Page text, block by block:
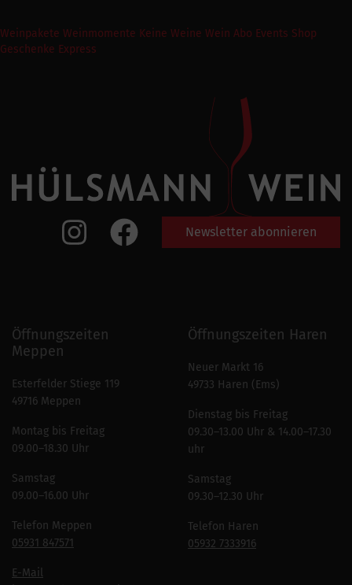
Weinpakete Weinmomente Keine Weine Wein Abo Events Shop
Geschenke Express
Newsletter abonnieren
Öffnungszeiten
Meppen
Esterfelder Stiege 119
49716 Meppen
Montag bis Freitag
09.00–18.30 Uhr
Samstag
09.00–16.00 Uhr
Telefon Meppen
05931 847571
E-Mail
Öffnungszeiten Haren
Neuer Markt 16
49733 Haren (Ems)
Dienstag bis Freitag
09.30–13.00 Uhr & 14.00–17.30
uhr
Samstag
09.30–12.30 Uhr
Telefon Haren
05932 7333916